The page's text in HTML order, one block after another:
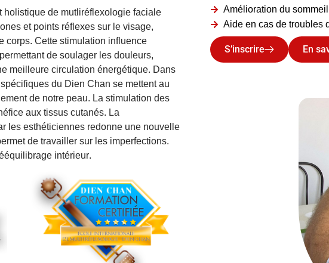
holistique de mutliréflexologie faciale
et points réflexes sur le visage,
corps. Cette stimulation influence
de soulager les douleurs,
meilleure circulation énergétique. Dans
du Dien Chan se mettentau
de notre peau. La stimulation des
aux tissus cutanés. La
les esthéticiennes redonne une nouvelle
de travailler sur les imperfections.
intérieur.
Amélioration du sommeil
Aide en cas de troubles
S’inscrire En